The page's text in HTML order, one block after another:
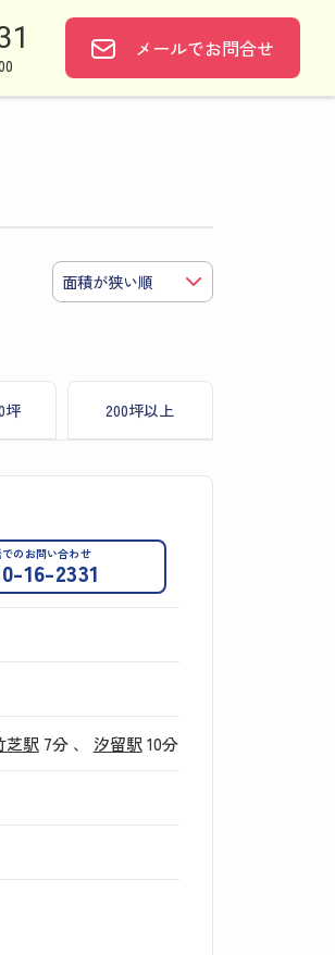
メールでお問合せ
坪 200坪以上
でのお問い合わせ
16-2331
芝駅7分 、 汐留駅10分